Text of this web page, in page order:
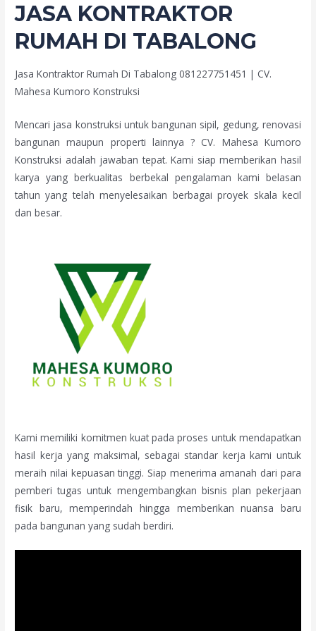
JASA KONTRAKTOR
RUMAH DI TABALONG
Jasa Kontraktor Rumah Di Tabalong 081227751451 | CV.
Mahesa Kumoro Konstruksi
Mencari jasa konstruksi untuk bangunan sipil, gedung, renovasi
bangunan maupun properti lainnya ? CV. Mahesa Kumoro
Konstruksi adalah jawaban tepat. Kami siap memberikan hasil
karya yang berkualitas berbekal pengalaman kami belasan
tahun yang telah menyelesaikan berbagai proyek skala kecil
dan besar.
Kami memiliki komitmen kuat pada proses untuk mendapatkan
hasil kerja yang maksimal, sebagai standar kerja kami untuk
meraih nilai kepuasan tinggi. Siap menerima amanah dari para
pemberi tugas untuk mengembangkan bisnis plan pekerjaan
fisik baru, memperindah hingga memberikan nuansa baru
pada bangunan yang sudah berdiri.